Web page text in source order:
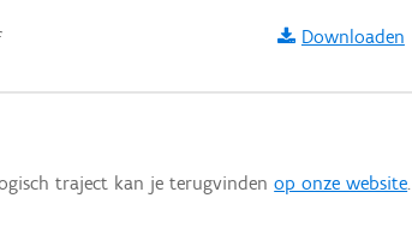
Downloaden
traject kan je terugvindenop onze website.